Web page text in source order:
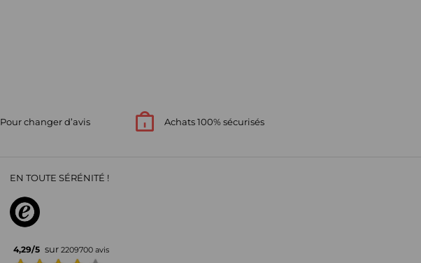
Pour changer d’avis Achats 100% sécurisés
EN TOUTE SÉRÉNITÉ !
4,29/5 sur 2209700avis